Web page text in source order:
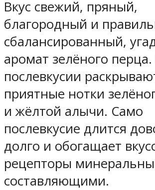
Вкус свежий, пряный,
благородный и
сбалансированный,
аромат зелёного
послевкусии
приятные нотки
и жёлтой алычи. Само
послевкусие длится
долго и обогащает
рецепторы
составляющими.